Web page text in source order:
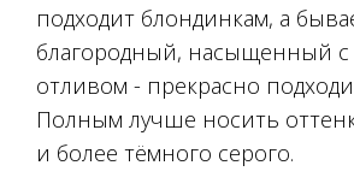
подходит блондинкам, а
благородный, насыщенный с
отливом - прекрасно
Полным лучше носить
и более тёмного серого.